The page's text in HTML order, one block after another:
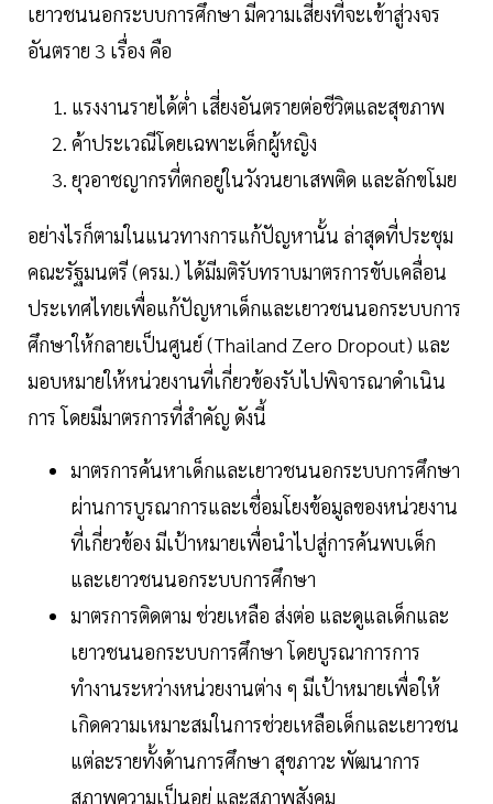
เยาวชนนอกระบบการศึกษา มีความเสี่ยงที่จะเข้าสู่วงจร
อันตราย 3 เรื่อง คือ
แรงงานรายได้ต่ำ เสี่ยงอันตรายต่อชีวิตและสุขภาพ
ค้าประเวณีโดยเฉพาะเด็กผู้หญิง
ยุวอาชญากรที่ตกอยู่ในวังวนยาเสพติด และลักขโมย
อย่างไรก็ตามในแนวทางการแก้ปัญหานั้น ล่าสุดที่ประชุม
คณะรัฐมนตรี (ครม.) ได้มีมติรับทราบมาตรการขับเคลื่อน
ประเทศไทยเพื่อแก้ปัญหาเด็กและเยาวชนนอกระบบการ
ศึกษาให้กลายเป็นศูนย์ (Thailand Zero Dropout) และ
มอบหมายให้หน่วยงานที่เกี่ยวข้องรับไปพิจารณาดำเนิน
การ โดยมีมาตรการที่สำคัญ ดังนี้
มาตรการค้นหาเด็กและเยาวชนนอกระบบการศึกษา
ผ่านการบูรณาการและเชื่อมโยงข้อมูลของหน่วยงาน
ที่เกี่ยวข้อง มีเป้าหมายเพื่อนำไปสู่การค้นพบเด็ก
และเยาวชนนอกระบบการศึกษา
มาตรการติดตาม ช่วยเหลือ ส่งต่อ และดูแลเด็กและ
เยาวชนนอกระบบการศึกษา โดยบูรณาการการ
ทำงานระหว่างหน่วยงานต่าง ๆ มีเป้าหมายเพื่อให้
เกิดความเหมาะสมในการช่วยเหลือเด็กและเยาวชน
แต่ละรายทั้งด้านการศึกษา สุขภาวะ พัฒนาการ
สภาพความเป็นอยู่ และสภาพสังคม